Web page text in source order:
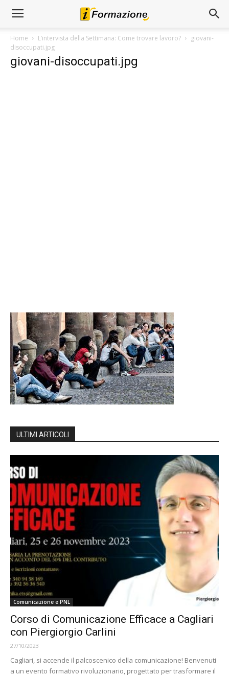
Home L’intervista della Settimana: Come trovare lavoro?
giovani-
disoccupati.jpg
giovani-disoccupati.jpg
ULTIMI ARTICOLI
Comunicazione e PNL
Corso di Comunicazione Efficace a Cagliari
con Piergiorgio Carlini
27/10/2023
Cagliari, si accende il palcoscenico della comunicazione! Benvenuti
a un evento formativo rivoluzionario, progettato per trasformare il